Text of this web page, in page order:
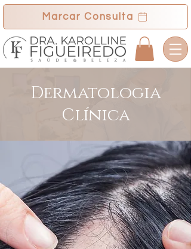
Marcar Consulta
​Dermatologia
Clínica